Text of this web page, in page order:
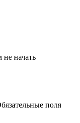
начать
поля